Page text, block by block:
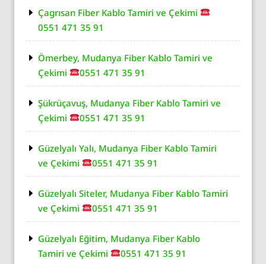
Çagrısan Fiber Kablo Tamiri ve Çekimi
0551 471 35 91
Ömerbey, Mudanya Fiber Kablo Tamiri ve
Çekimi
0551 471 35 91
Şükrüçavuş, Mudanya Fiber Kablo Tamiri ve
Çekimi
0551 471 35 91
Güzelyalı Yalı, Mudanya Fiber Kablo Tamiri
ve Çekimi
0551 471 35 91
Güzelyalı Siteler, Mudanya Fiber Kablo Tamiri
ve Çekimi
0551 471 35 91
Güzelyalı Eğitim, Mudanya Fiber Kablo
Tamiri ve Çekimi
0551 471 35 91